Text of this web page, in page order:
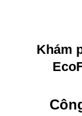
Khám